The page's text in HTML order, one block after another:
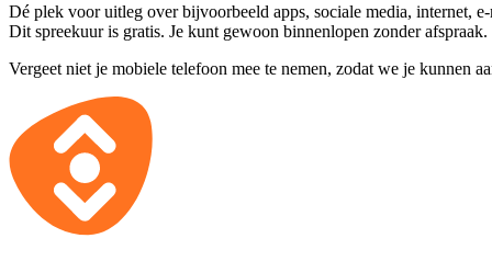
Dé plek voor uitleg over bijvoorbeeld apps, sociale media, internet,
Dit spreekuur is gratis. Je kunt gewoon binnenlopen zonder afspraak.
Vergeet niet je mobiele telefoon mee te nemen, zodat we je kunnen